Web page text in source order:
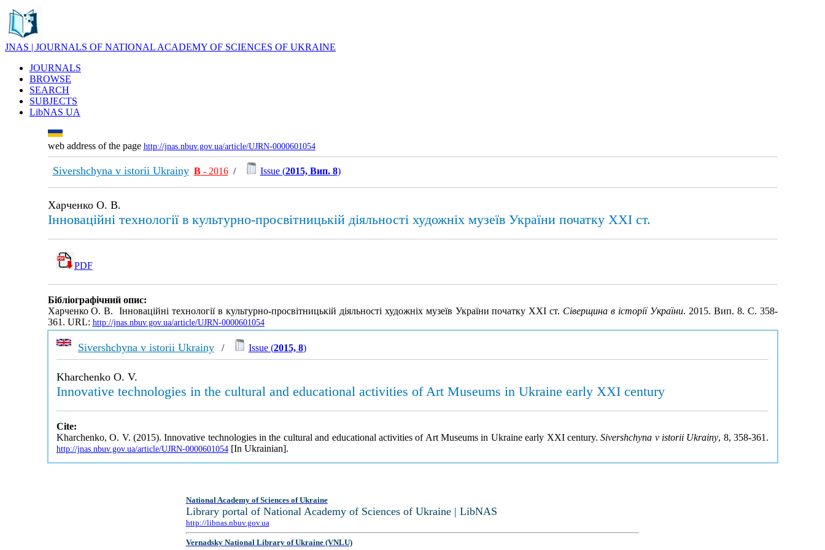
JNAS | JOURNALS OF NATIONAL ACADEMY OF SCIENCES OF UKRAINE
JOURNALS
BROWSE
SEARCH
SUBJECTS
LibNAS UA
web address of the page http://jnas.nbuv.gov.ua/article/UJRN-0000601054
Sivershchyna v istorii Ukrainy В- 2016/ Issue (2015, Вип. 8)
Харченко О. В.
Інноваційні технології в культурно-просвітницькій діяльності художніх музеїв України початку ХХІ ст.
PDF
Бібліографічний опис:
Харченко О. В. Інноваційні технології в культурно-просвітницькій діяльності художніх музеїв України початку ХХІ ст. Сіверщина в історії України. 2015. Вип. 8. С. 358-
361. URL: http://jnas.nbuv.gov.ua/article/UJRN-0000601054
Sivershchyna v istorii Ukrainy/ Issue (2015, 8)
Kharchenko O. V.
Innovative technologies in the cultural and educational activities of Art Museums in Ukraine early XXI century
Cite:
Kharchenko, O. V. (2015). Innovative technologies in the cultural and educational activities of Art Museums in Ukraine early XXI century.Sivershchyna v istorii Ukrainy, 8, 358-361.
http://jnas.nbuv.gov.ua/article/UJRN-0000601054[In Ukrainian].
National Academy of Sciences of Ukraine
Library portal of National Academy of Sciences of Ukraine | LibNAS
http://libnas.nbuv.gov.ua
Vernadsky National Library of Ukraine (VNLU)